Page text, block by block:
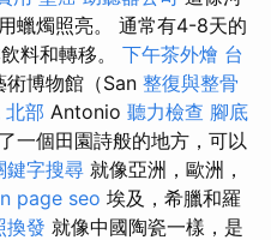
蠟燭照亮。 通常有4-8天的
料和轉移。 下午茶外燴 台
術博物館（San 整復與整骨
北部 Antonio 聽力檢查 腳底
一個田園詩般的地方，可以
鍵字搜尋 就像亞洲，歐洲，
page seo 埃及，希臘和羅
換發 就像中國陶瓷一樣，是